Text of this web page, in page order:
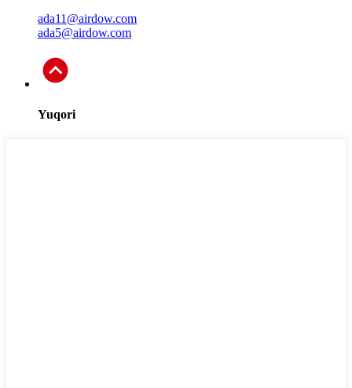
ada11@airdow.com
ada5@airdow.com
Yuqori